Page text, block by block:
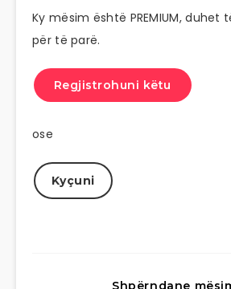
Ky mësim është PREMIUM, duhet
për të parë.
Regjistrohuni këtu
ose
Kyçuni
Shpërndane